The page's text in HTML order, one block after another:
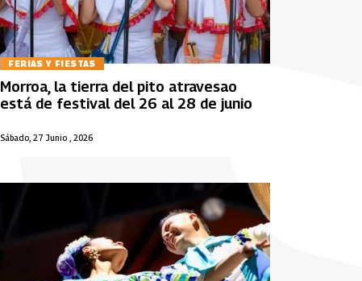
FERIAS Y FIESTAS
Sábado, 27 Junio , 2026
Morroa, la tierra del pito atravesao
está de festival del 26 al 28 de junio